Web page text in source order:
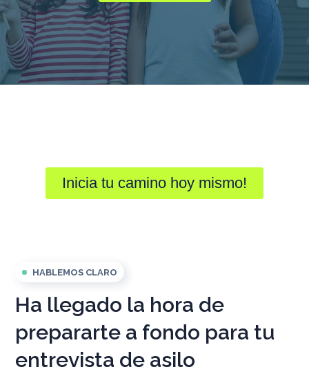
Inicia tu camino hoy mismo!
HABLEMOS CLARO
Ha llegado la hora de
prepararte a fondo para tu
entrevista de asilo